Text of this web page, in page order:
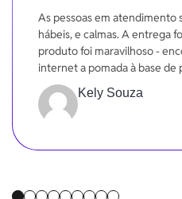
As pessoas em atendimento
hábeis, e calmas. A entrega
produto foi maravilhoso -
internet a pomada à base de
melaleuca - a ação obtida foi a
precisávamos - mesmo em
Kely Souza